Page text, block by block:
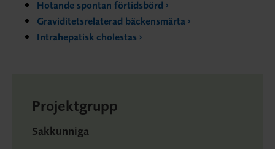
Hotande spontan förtidsbörd
Graviditetsrelaterad bäckensmärta
Intrahepatisk cholestas
Projektgrupp
Sakkunniga